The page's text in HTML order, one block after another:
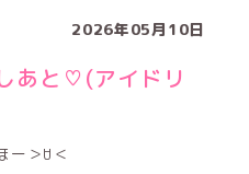
2026年05月10日
と♡(アイドリ
＞ꇴ＜